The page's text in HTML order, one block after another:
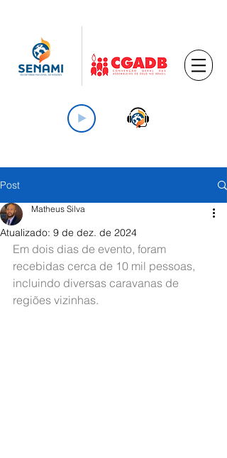
Post
Matheus Silva
Atualizado: 9 de dez. de 2024
Em dois dias de evento, foram
recebidas cerca de 10 mil pessoas,
incluindo diversas caravanas de
regiões vizinhas.